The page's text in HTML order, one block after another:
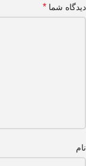
دیدگاه شما *
نام